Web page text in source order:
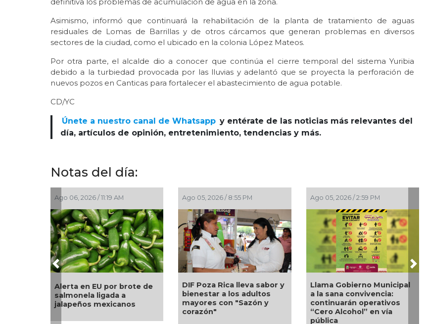
Asimismo, informó que continuará la rehabilitación de la planta de tratamiento de aguas
residuales de Lomas de Barrillas y de otros cárcamos que generan problemas en diversos
sectores de la ciudad, como el ubicado en la colonia López Mateos.
Por otra parte, el alcalde dio a conocer que continúa el cierre temporal del sistema Yuribia
debido a la turbiedad provocada por las lluvias y adelantó que se proyecta la perforación de
nuevos pozos en Canticas para fortalecer el abastecimiento de agua potable.
CD/YC
Únete a nuestro canal de Whatsapp y entérate de las noticias más relevantes del
día, artículos de opinión, entretenimiento, tendencias y más.
Notas del día:
Ago 05, 2026 / 2:56 PM
La UNAM analiza sanción
de hasta 20 millones de
pesos a Territorium Life
Ago 05, 2026 / 2:23 PM
Una silla de ruedas, un
nuevo apoyo para Flor
Alondra: Pedro Miguel y
Sonia Marie responden a
Ago 05, 2026 / 12:13 PM
Nueva oferta educativa
impulsará la
competitividad turística
de Veracruz
Previous Next